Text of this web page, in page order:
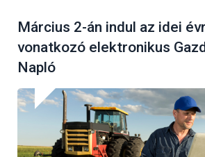
Március 2-án indul az idei
vonatkozó elektronikus
Napló